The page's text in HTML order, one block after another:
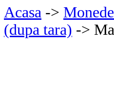
Acasa ->
(dupa tara) ->